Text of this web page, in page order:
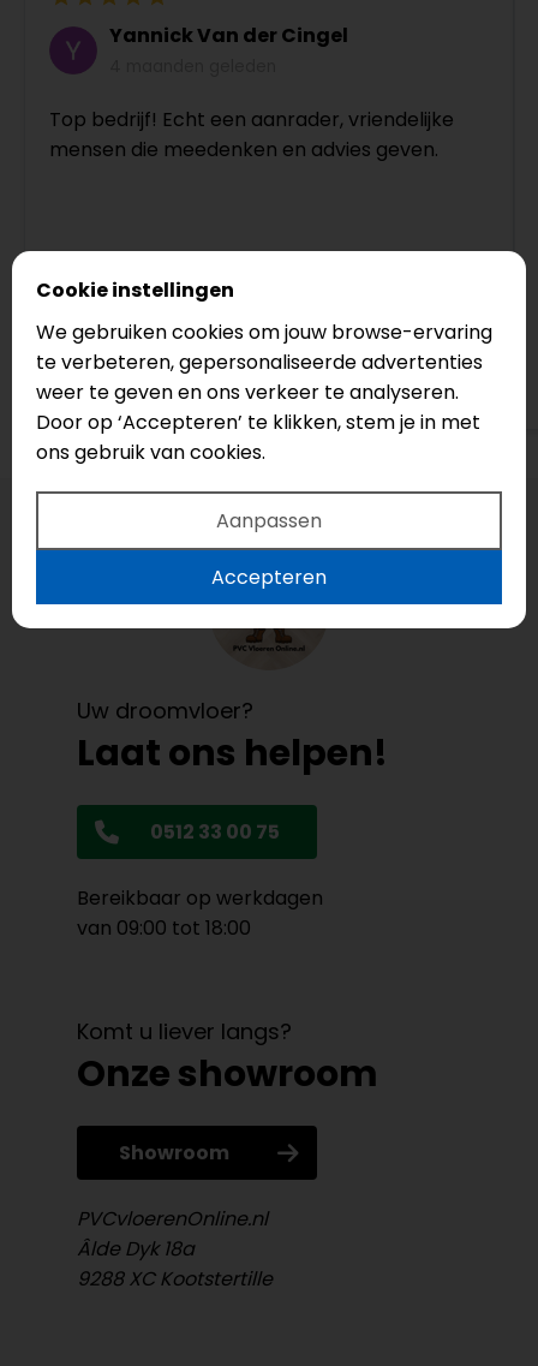
Yannick Van der Cingel
Top bedrijf! Echt een aanrader, vriendelijke
mensen die meedenken en advies geven.
Bekijk op Google
Cookie instellingen
We gebruiken cookies om jouw browse-ervaring
te verbeteren, gepersonaliseerde advertenties
weer te geven en ons verkeer te analyseren.
Door op ‘Accepteren’ te klikken, stem je in met
ons gebruik van cookies.
Aanpassen
Accepteren
Uw droomvloer?
Laat ons helpen!
0512 33 00 75
Bereikbaar op werkdagen
van 09:00 tot 18:00
Komt u liever langs?
Onze showroom
Showroom
PVCvloerenOnline.nl
Âlde Dyk 18a
9288 XC Kootstertille